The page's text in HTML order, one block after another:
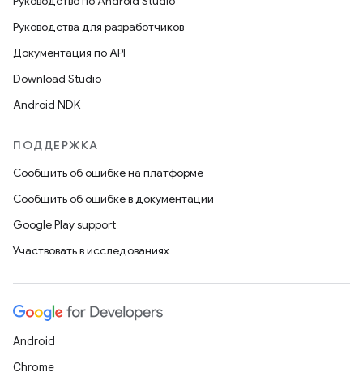
Руководства для разработчиков
Документация по API
Download Studio
Android NDK
ПОДДЕРЖКА
Сообщить об ошибке на платформе
Сообщить об ошибке в документации
Google Play support
Участвовать в исследованиях
Android
Chrome